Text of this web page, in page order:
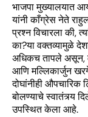
भाजपा मुख्यालयात
यांनी काँग्रेस नेते
प्रश्न विचारला की,
का?या वक्तव्यामुळे
अधिकच तापले असून,
आणि मल्लिकार्जुन खरगे
दोघांनीही औपचारिक
बोलण्याचे स्वातंत्र्य
उपस्थित केला आहे.